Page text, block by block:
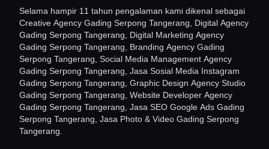
Selama hampir 11 tahun pengalaman kami dikenal sebagai
Creative Agency Gading Serpong Tangerang, Digital Agency
Gading Serpong Tangerang, Digital Marketing Agency
Gading Serpong Tangerang, Branding Agency Gading
Serpong Tangerang, Social Media Management Agency
Gading Serpong Tangerang, Jasa Sosial Media Instagram
Gading Serpong Tangerang, Graphic Design Agency Studio
Gading Serpong Tangerang, Website Developer Agency
Gading Serpong Tangerang, Jasa SEO Google Ads Gading
Serpong Tangerang, Jasa Photo & Video Gading Serpong
Tangerang.